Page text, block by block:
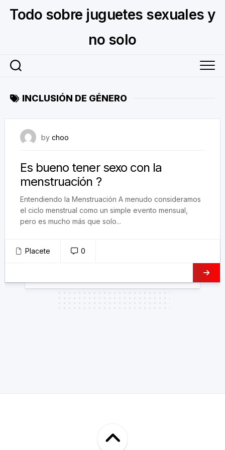
Todo sobre juguetes sexuales y
no solo
INCLUSIÓN DE GÉNERO
by choo
Es bueno tener sexo con la
menstruación ?
Entendiendo la Menstruación A menudo consideramos
el ciclo menstrual como un simple evento mensual,
pero es mucho más que solo...
Placete 0